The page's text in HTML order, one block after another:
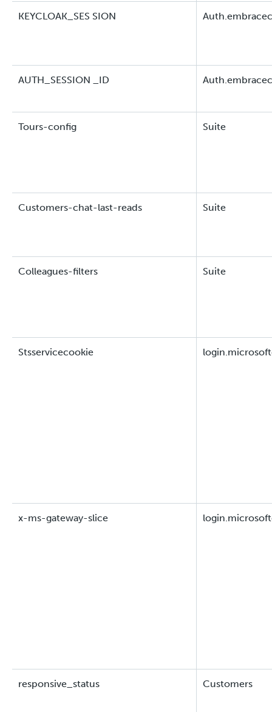
KEYCLOAK_SES SION
AUTH_SESSION _ID
Tours-config Suite
Customers-chat-last-reads Suite
Colleagues-filters Suite
Stsservicecookie
x-ms-gateway-slice
responsive_status Customers